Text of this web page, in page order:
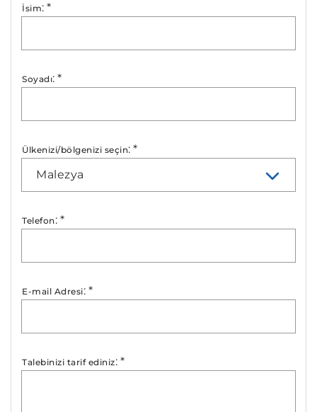
İsim: *
Soyadı: *
Ülkenizi/bölgenizi seçin: *
Malezya
Telefon: *
E-mail Adresi: *
Talebinizi tarif ediniz: *